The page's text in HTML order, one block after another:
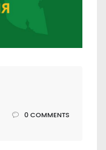
0 COMMENTS